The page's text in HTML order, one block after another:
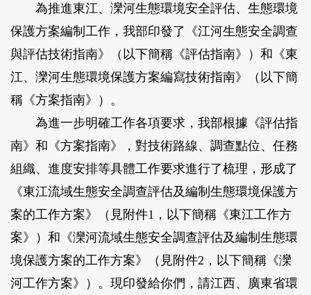
為推進東江、灤河生態環境安全評估、生態環境
保護方案編制工作，我部印發了《江河生態安全調查
與評估技術指南》（以下簡稱《評估指南》）和《東
江、灤河生態環境保護方案編寫技術指南》（以下簡
稱《方案指南》）。
為進一步明確工作各項要求，我部根據《評估指
南》和《方案指南》，對技術路線、調查點位、任務
組織、進度安排等具體工作要求進行了梳理，形成了
《東江流域生態安全調查評估及編制生態環境保護方
案的工作方案》（見附件1，以下簡稱《東江工作方
案》）和《灤河流域生態安全調查評估及編制生態環
境保護方案的工作方案》（見附件2，以下簡稱《灤
河工作方案》）。現印發給你們，請江西、廣東省環